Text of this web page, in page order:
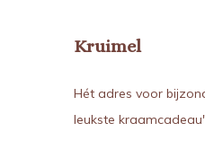
Kruimel
Hét adres voor
leukste